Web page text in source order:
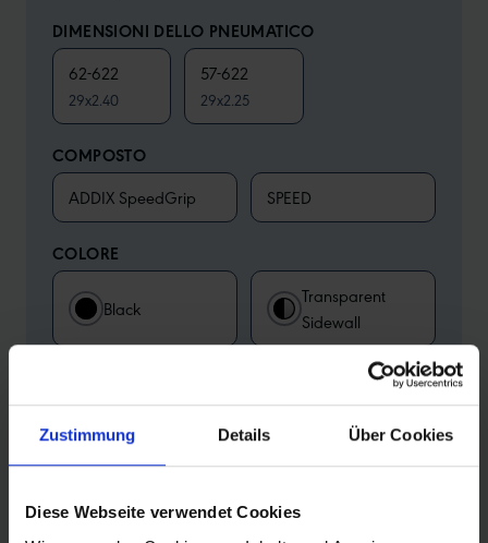
Zustimmung Details Über Cookies
Diese Webseite verwendet Cookies
DIMENSIONI DELLO PNEUMATICO
62-622
29x2.40
57-622
29x2.25
COMPOSTO
ADDIX SpeedGrip SPEED
COLORE
Black
Transparent
Sidewall
La tua configurazione